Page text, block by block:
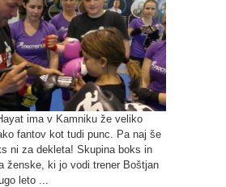
ima v Kamniku že veliko
fantov kot tudi punc. Pa naj še
ni za dekleta! Skupina boks in
ženske, ki jo vodi trener Boštjan
leto ...